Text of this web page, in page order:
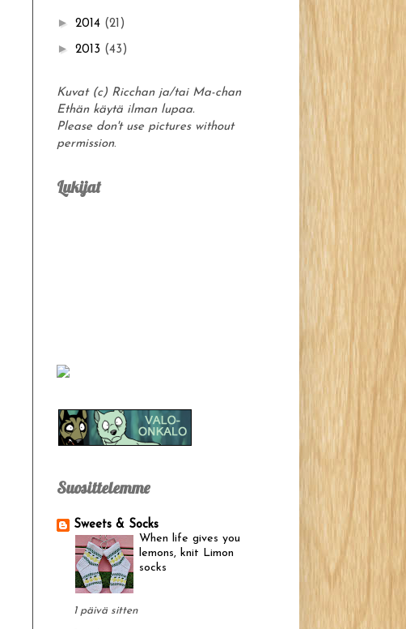
► 2014 (21)
► 2013 (43)
Kuvat (c) Ricchan ja/tai Ma-chan
Ethän käytä ilman lupaa.
Please don't use pictures without
permission.
Lukijat
Suosittelemme
Sweets & Socks
When life gives you
lemons, knit Limon
socks
1 päivä sitten